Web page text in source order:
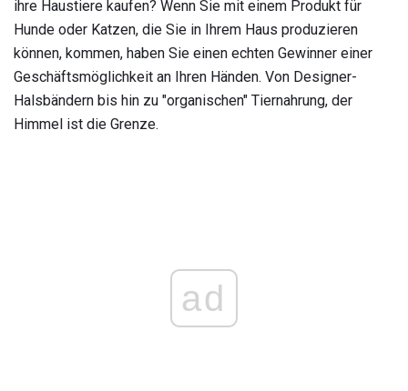
ihre Haustiere kaufen? Wenn Sie mit einem Produkt für
Hunde oder Katzen, die Sie in Ihrem Haus produzieren
können, kommen, haben Sie einen echten Gewinner einer
Geschäftsmöglichkeit an Ihren Händen. Von Designer-
Halsbändern bis hin zu "organischen" Tiernahrung, der
Himmel ist die Grenze.
ad